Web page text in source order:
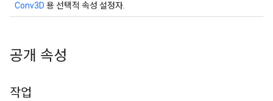
Conv3D 용 선택적 속성 설정자.
공개 속성
작업